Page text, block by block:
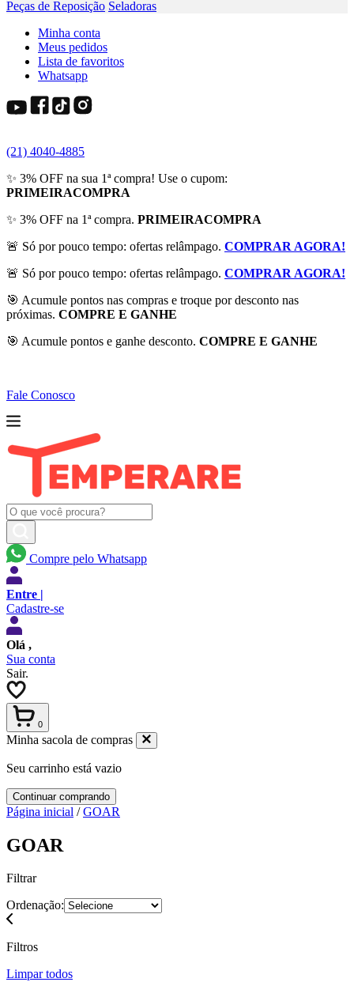
Peças de Reposição Seladoras
Minha conta
Meus pedidos
Lista de favoritos
Whatsapp
(21) 4040-4885
✨ 3% OFF na sua 1ª compra! Use o cupom:
PRIMEIRACOMPRA
✨ 3% OFF na 1ª compra. PRIMEIRACOMPRA
🚨 Só por pouco tempo: ofertas relâmpago. COMPRAR AGORA!
🚨 Só por pouco tempo: ofertas relâmpago. COMPRAR AGORA!
🎯 Acumule pontos nas compras e troque por desconto nas
próximas. COMPRE E GANHE
🎯 Acumule pontos e ganhe desconto. COMPRE E GANHE
Fale Conosco
Compre pelo Whatsapp
Entre |
Cadastre-se
Olá ,
Sua conta
Sair.
0
Minha sacola de compras
Seu carrinho está vazio
Continuar comprando
Página inicial /GOAR
GOAR
Filtrar
Ordenação:
Filtros
Limpar todos